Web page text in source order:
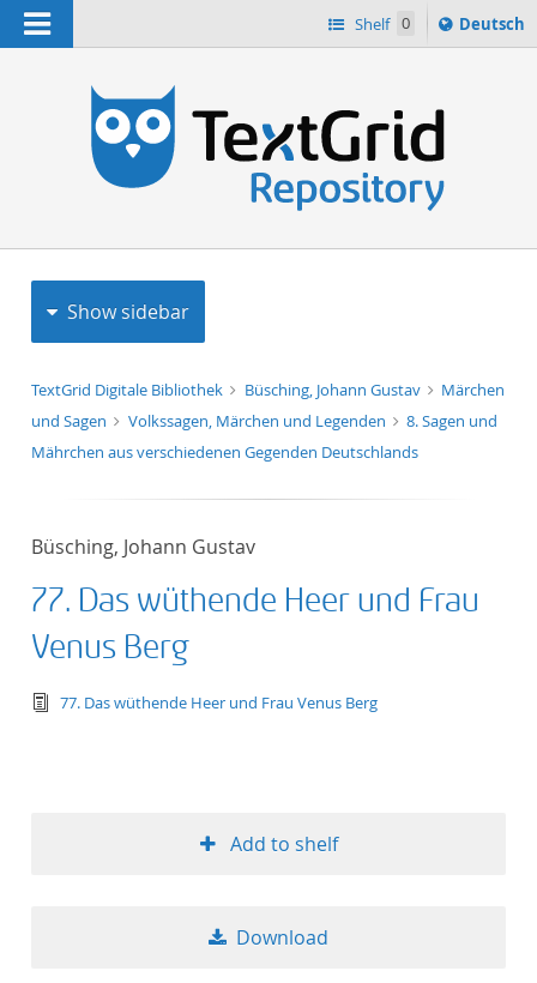
Navigation Shelf 0
Sprache
ï¿½ndern
Deutsch
Show sidebar
TextGrid Digitale Bibliothek Büsching, Johann Gustav
Märchen
und Sagen
Volkssagen, Märchen und Legenden
8. Sagen und
Mährchen aus verschiedenen Gegenden Deutschlands
Büsching, Johann Gustav
77. Das wüthende Heer und Frau
Venus Berg
text/tg.edition+tg.aggregation+xml
77. Das wüthende Heer und Frau Venus Berg
Add to shelf
Download